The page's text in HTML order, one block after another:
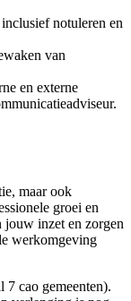
notuleren en
van
en externe
maar ook
groei en
jouw inzet en zorgen
werkomgeving
7 cao gemeenten).